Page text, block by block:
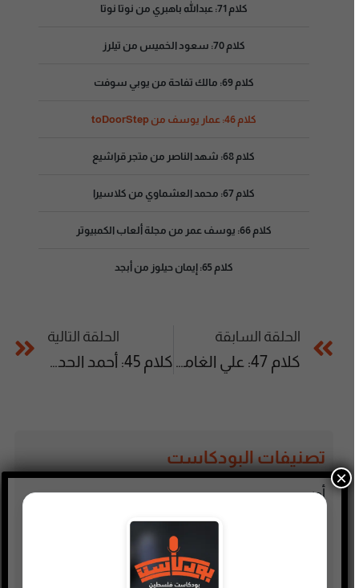
كلام 71: عبدالله باهبري من نوتا نوتا
كلام 70: سعود الخميس من تيلرز
كلام 69: مالك تفاحة من يوبي سوفت
كلام 46: عمار يوسف من toDoorStep
كلام 68: شهد الناصر من متجر قراشيع
كلام 67: محمد العشماوي من كلاسيرا
كلام 66: يوسف عمر من مجلة ألعاب الكمبيوتر
كلام 65: إيمان حيلوز من أبجد
الحلقة السابقة
كلام 47: علي الغامدي متخصص في التجارة الإلكترونية
الحلقة التالية
كلام 45: أحمد الحداد من العاب هاكو
تصنيفات البودكاست
أدب
×